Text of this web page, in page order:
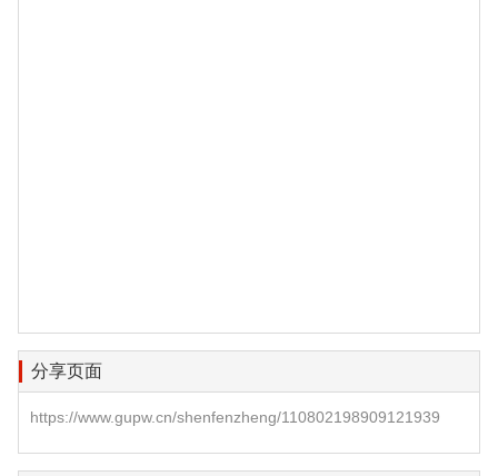
分享页面
https://www.gupw.cn/shenfenzheng/110802198909121939